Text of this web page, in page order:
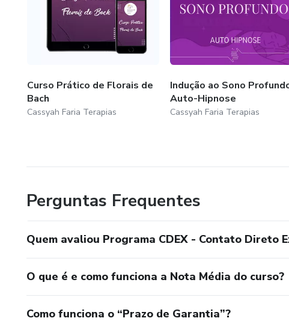
Curso Prático de Florais de
Bach
Cassyah Faria Terapias
Indução ao Sono
Auto-Hipnose
Cassyah Faria Terapias
Perguntas Frequentes
Quem avaliou Programa CDEX - Contato Direto
O que é e como funciona a Nota Média do curso?
Como funciona o “Prazo de Garantia”?